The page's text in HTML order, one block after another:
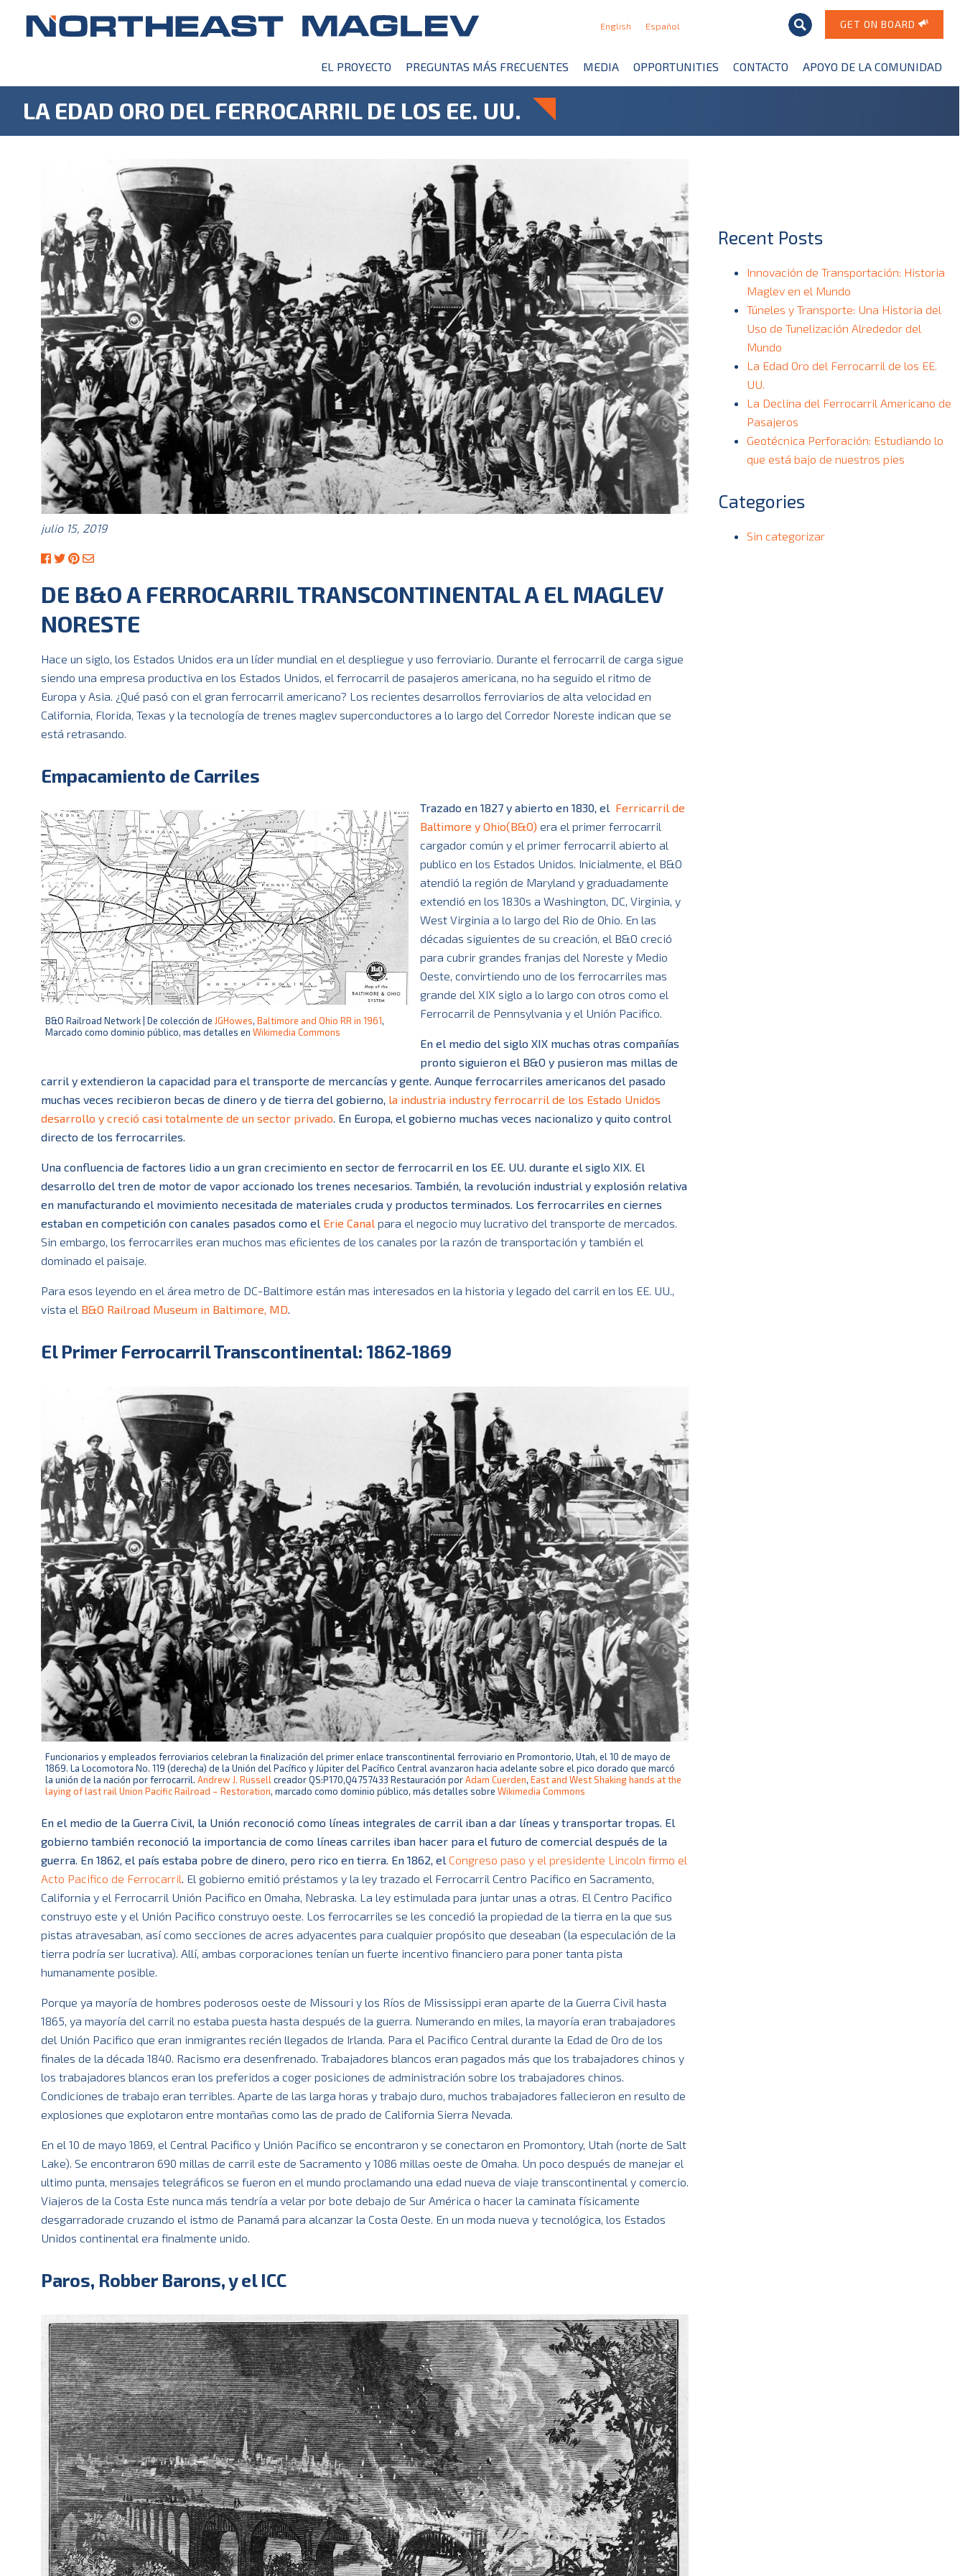
EL PROYECTO PREGUNTAS MÁS FRECUENTES MEDIA OPPORTUNITIES CONTACTO APOYO DE LA COMUNIDAD
GET ON BOARD
English Español
LA EDAD ORO DEL FERROCARRIL DE LOS EE. UU.
julio 15, 2019
DE B&O A FERROCARRIL TRANSCONTINENTAL A EL MAGLEV
NORESTE
Hace un siglo, los Estados Unidos era un líder mundial en el despliegue y uso ferroviario. Durante el ferrocarril de carga sigue
siendo una empresa productiva en los Estados Unidos, el ferrocarril de pasajeros americana, no ha seguido el ritmo de
Europa y Asia. ¿Qué pasó con el gran ferrocarril americano? Los recientes desarrollos ferroviarios de alta velocidad en
California, Florida, Texas y la tecnología de trenes maglev superconductores a lo largo del Corredor Noreste indican que se
está retrasando.
Empacamiento de Carriles
B&O Railroad Network | De colección de JGHowes,Baltimore and Ohio RR in 1961,
Marcado como dominio público, mas detalles enWikimedia Commons
Trazado en 1827 y abierto en 1830, el Ferricarril de
Baltimore y Ohio(B&O) era el primer ferrocarril
cargador común y el primer ferrocarril abierto al
publico en los Estados Unidos. Inicialmente, el B&O
atendió la región de Maryland y graduadamente
extendió en los 1830s a Washington, DC, Virginia, y
West Virginia a lo largo del Rio de Ohio. En las
décadas siguientes de su creación, el B&O creció
para cubrir grandes franjas del Noreste y Medio
Oeste, convirtiendo uno de los ferrocarriles mas
grande del XIX siglo a lo largo con otros como el
Ferrocarril de Pennsylvania y el Unión Pacifico.
En el medio del siglo XIX muchas otras compañías
pronto siguieron el B&O y pusieron mas millas de
carril y extendieron la capacidad para el transporte de mercancías y gente. Aunque ferrocarriles americanos del pasado
muchas veces recibieron becas de dinero y de tierra del gobierno, la industria industry ferrocarril de los Estado Unidos
desarrollo y creció casi totalmente de un sector privado. En Europa, el gobierno muchas veces nacionalizo y quito control
directo de los ferrocarriles.
Una confluencia de factores lidio a un gran crecimiento en sector de ferrocarril en los EE. UU. durante el siglo XIX. El
desarrollo del tren de motor de vapor accionado los trenes necesarios. También, la revolución industrial y explosión relativa
en manufacturando el movimiento necesitada de materiales cruda y productos terminados. Los ferrocarriles en ciernes
estaban en competición con canales pasados como el Erie Canal para el negocio muy lucrativo del transporte de mercados.
Sin embargo, los ferrocarriles eran muchos mas eficientes de los canales por la razón de transportación y también el
dominado el paisaje.
Para esos leyendo en el área metro de DC-Baltimore están mas interesados en la historia y legado del carril en los EE. UU.,
vista el B&O Railroad Museum in Baltimore, MD.
El Primer Ferrocarril Transcontinental: 1862-1869
Funcionarios y empleados ferroviarios celebran la finalización del primer enlace transcontinental ferroviario en Promontorio, Utah, el 10 de mayo de
1869. La Locomotora No. 119 (derecha) de la Unión del Pacífico y Júpiter del Pacífico Central avanzaron hacia adelante sobre el pico dorado que marcó
la unión de la nación por ferrocarril.Andrew J. Russellcreador QS:P170,Q4757433 Restauración porAdam Cuerden,East and West Shaking hands at the
laying of last rail Union Pacific Railroad – Restoration, marcado como dominio público, más detalles sobreWikimedia Commons
En el medio de la Guerra Civil, la Unión reconoció como líneas integrales de carril iban a dar líneas y transportar tropas. El
gobierno también reconoció la importancia de como líneas carriles iban hacer para el futuro de comercial después de la
guerra. En 1862, el país estaba pobre de dinero, pero rico en tierra. En 1862, el Congreso paso y el presidente Lincoln firmo el
Acto Pacifico de Ferrocarril El gobierno emitió préstamos y la ley trazado el Ferrocarril Centro Pacifico en Sacramento,
California y el Ferrocarril Unión Pacifico en Omaha, Nebraska. La ley estimulada para juntar unas a otras. El Centro Pacifico
construyo este y el Unión Pacifico construyo oeste. Los ferrocarriles se les concedió la propiedad de la tierra en la que sus
pistas atravesaban, así como secciones de acres adyacentes para cualquier propósito que deseaban (la especulación de la
tierra podría ser lucrativa). Allí, ambas corporaciones tenían un fuerte incentivo financiero para poner tanta pista
humanamente posible.
Porque ya mayoría de hombres poderosos oeste de Missouri y los Ríos de Mississippi eran aparte de la Guerra Civil hasta
1865, ya mayoría del carril no estaba puesta hasta después de la guerra. Numerando en miles, la mayoría eran trabajadores
del Unión Pacifico que eran inmigrantes recién llegados de Irlanda. Para el Pacifico Central durante la Edad de Oro de los
finales de la década 1840. Racismo era desenfrenado. Trabajadores blancos eran pagados más que los trabajadores chinos y
los trabajadores blancos eran los preferidos a coger posiciones de administración sobre los trabajadores chinos.
Condiciones de trabajo eran terribles. Aparte de las larga horas y trabajo duro, muchos trabajadores fallecieron en resulto de
explosiones que explotaron entre montañas como las de prado de California Sierra Nevada.
En el 10 de mayo 1869, el Central Pacifico y Unión Pacifico se encontraron y se conectaron en Promontory, Utah (norte de Salt
Lake). Se encontraron 690 millas de carril este de Sacramento y 1086 millas oeste de Omaha. Un poco después de manejar el
ultimo punta, mensajes telegráficos se fueron en el mundo proclamando una edad nueva de viaje transcontinental y comercio.
Viajeros de la Costa Este nunca más tendría a velar por bote debajo de Sur América o hacer la caminata físicamente
desgarradorade cruzando el istmo de Panamá para alcanzar la Costa Oeste. En un moda nueva y tecnológica, los Estados
Unidos continental era finalmente unido.
Paros, Robber Barons, y el ICC
Recent Posts
Innovación de Transportación: Historia
Maglev en el Mundo
Túneles y Transporte: Una Historia del
Uso de Tunelización Alrededor del
Mundo
La Edad Oro del Ferrocarril de los EE.
UU.
La Declina del Ferrocarril Americano de
Pasajeros
Geotécnica Perforación: Estudiando lo
que está bajo de nuestros pies
Categories
Sin categorizar